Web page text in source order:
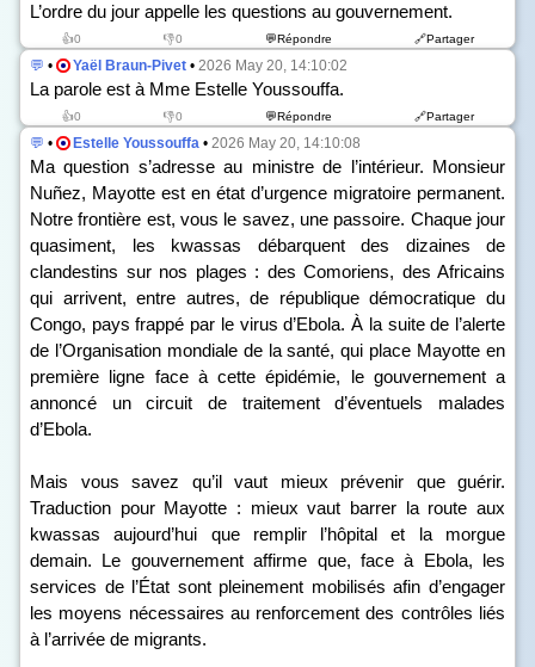
L’ordre du jour appelle les questions au gouvernement.
👍0 👎0 💬Répondre 🔗Partager
💬 • Yaël Braun-Pivet • 2026 May 20, 14:10:02
La parole est à Mme Estelle Youssouffa.
👍0 👎0 💬Répondre 🔗Partager
💬 • Estelle Youssouffa • 2026 May 20, 14:10:08
Ma question s’adresse au ministre de l’intérieur. Monsieur
Nuñez, Mayotte est en état d’urgence migratoire permanent.
Notre frontière est, vous le savez, une passoire. Chaque jour
quasiment, les kwassas débarquent des dizaines de
clandestins sur nos plages : des Comoriens, des Africains
qui arrivent, entre autres, de république démocratique du
Congo, pays frappé par le virus d’Ebola. À la suite de l’alerte
de l’Organisation mondiale de la santé, qui place Mayotte en
première ligne face à cette épidémie, le gouvernement a
annoncé un circuit de traitement d’éventuels malades
d’Ebola.
Mais vous savez qu’il vaut mieux prévenir que guérir.
Traduction pour Mayotte : mieux vaut barrer la route aux
kwassas aujourd’hui que remplir l’hôpital et la morgue
demain. Le gouvernement affirme que, face à Ebola, les
services de l’État sont pleinement mobilisés afin d’engager
les moyens nécessaires au renforcement des contrôles liés
à l’arrivée de migrants.